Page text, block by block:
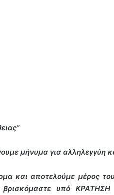
μήνυμα για αλληλεγγύη
και αποτελούμε μέρος
βρισκόμαστε υπό ΚΡΑΤΗΣΗ